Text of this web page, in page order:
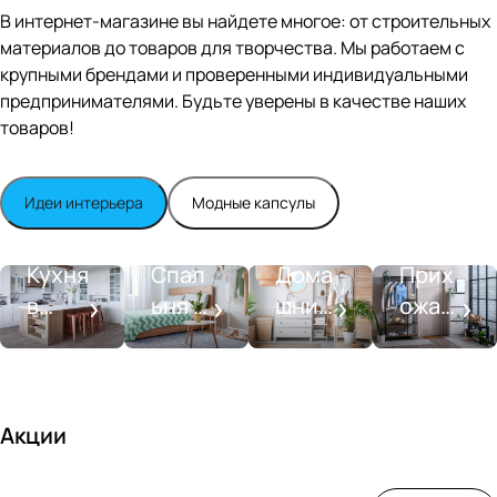
n
Whit
e
satin
В интернет-магазине вы найдете многое: от строительных
материалов до товаров для творчества. Мы работаем с
крупными брендами и проверенными индивидуальными
предпринимателями. Будьте уверены в качестве наших
товаров!
Идеи интерьера Модные капсулы
Кухня
в
стиле
Спал
ьня в
совре
Дома
шний
SPA-
Прих
ожая
со
Акции